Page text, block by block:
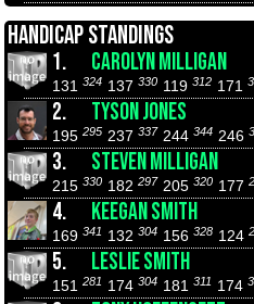
HANDICAP STANDINGS
1.
CAROLYN MILLIGAN
131 324 137 330 119 312 171
2. TYSON JONES
195 295 237 337 244 344 246
3. STEVEN MILLIGAN
215 330 182 297 205 320 177
4. KEEGAN SMITH
169 341 132 304 156 328 124
5. LESLIE SMITH
151 281 174 304 181 311 174